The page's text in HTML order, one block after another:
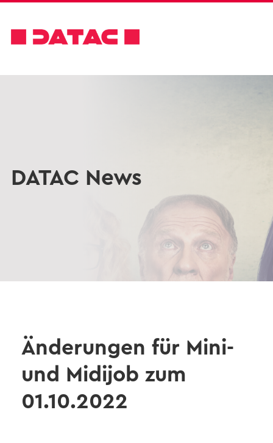
DATAC News
Än­de­run­gen für Mini-
und Mi­di­job zum
01.10.2022